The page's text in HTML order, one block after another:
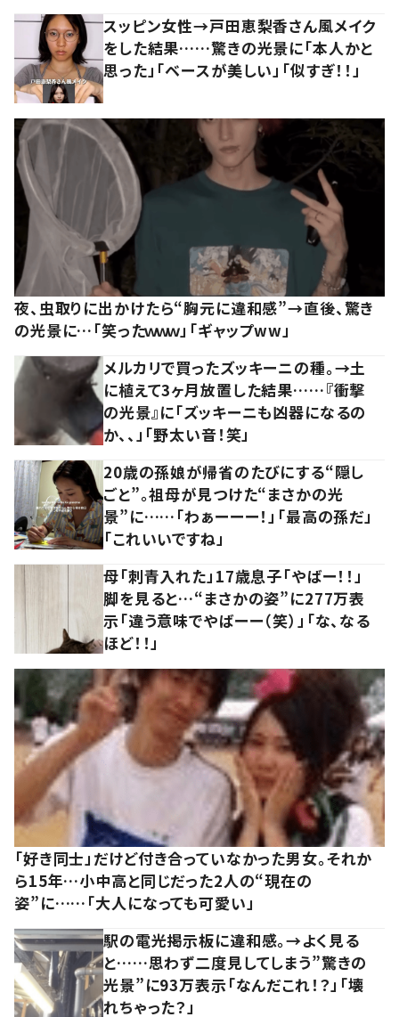
スッピン女性→戸田恵梨香さん風メイク
をした結果……驚きの光景に「本人かと
思った」「ベースが美しい」「似すぎ！！」
夜、虫取りに出かけたら“胸元に違和感”→直後、驚き
の光景に…「笑ったｗｗｗ」「ギャップww」
メルカリで買ったズッキーニの種。→土
に植えて3ヶ月放置した結果……『衝撃
の光景』に「ズッキーニも凶器になるの
か、、」「野太い音！笑」
20歳の孫娘が帰省のたびにする“隠し
ごと”。祖母が見つけた“まさかの光
景”に……「わぁーーー！」「最高の孫だ」
「これいいですね」
母「刺青入れた」17歳息子「やばー！！」
脚を見ると…“まさかの姿”に277万表
示「違う意味でやばーー（笑）」「な、なる
ほど！！」
「好き同士」だけど付き合っていなかった男女。それか
ら15年…小中高と同じだった2人の“現在の
姿”に……「大人になっても可愛い」
駅の電光掲示板に違和感。→よく見る
と……思わず二度見してしまう”驚きの
光景”に93万表示「なんだこれ！？」「壊
れちゃった？」